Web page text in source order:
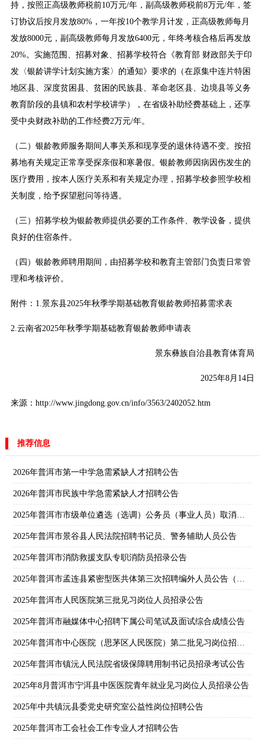
持，按照正高级教师税前10万元/年，副高级教师税前8万元/年，签
订协议后按月发放80%，一年按10个教学月计发，正高级教师每月
发放8000元，副高级教师每月发放6400元，年终考核合格后再发放
20%。实施范围、招募对象、招募学校符合《教育部 财政部关于印
发〈银龄讲学计划实施方案〉的通知》要求的（在原集中连片特困
地区县、深度贫困县、贫困的民族县、革命老区县、边境县等义务
教育阶段的县镇和农村学校讲学），在省级补助经费基础上，还享
受中央财政补助的工作经费2万元/年。
（二）银龄教师服务期间人事关系和现享受的退休待遇不变。按招
募地有关规定正常享受探亲假和寒暑假。银龄教师因病因伤发生的
医疗费用，按本人医疗关系和有关规定办理，招募学校参照学校相
关制度，给予探望慰问等待遇。
（三）招募学校为银龄教师提供必要的工作条件、教学设备，提供
良好的住宿条件。
（四）银龄教师聘用期间，由招募学校和教育主管部门负责日常管
理和考核评价。
附件：1.景东县2025年秋季学期基础教育银龄教师招募需求表
2.云南省2025年秋季学期基础教育银龄教师申请表
景东彝族自治县教育体育局
2025年8月14日
来源：http://www.jingdong.gov.cn/info/3563/2402052.htm
推荐信息
2026年普洱市第一中学急需紧缺人才招聘公告
2026年普洱市民族中学急需紧缺人才招聘公告
2025年普洱市市级单位遴选（选调）公务员（事业人员）取消职位公告
2025年普洱市景谷县人民法院招聘书记员、警务辅助人员公告
2025年普洱市消防救援支队专职消防员招录公告
2025年普洱市孟连县紧密型医共体第三次招聘编外人员公告（一）
2025年普洱市人民医院第三批见习岗位人员招录公告
2025年普洱市融媒体中心招聘下属公司笔试及面试综合成绩公告
2025年普洱市中心医院（思茅区人民医院）第二批见习岗位招录公告
2025年普洱市镇沅人民法院省级保障聘用制书记员招录考试公告
2025年8月普洱市宁洱县中医医院青年就业见习岗位人员招录公告
2025年中共镇沅县委党史研究室公益性岗位招聘公告
2025年普洱市工会社会工作专业人才招聘公告